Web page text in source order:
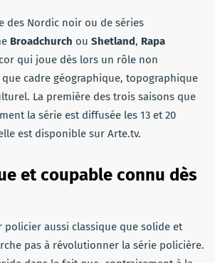
des Nordic noir ou de séries
Broadchurch ou Shetland, Rapa
qui joue dès lors un rôle non
cadre géographique, topographique
La première des trois saisons que
la série est diffusée les 13 et 20
est disponible sur Arte.tv.
et coupable connu dès
aussi classique que solide et
pas à révolutionner la série policière.